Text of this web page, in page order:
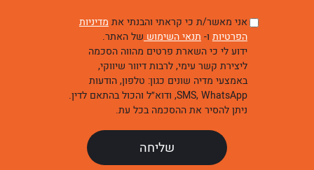
אני מאשר/ת כי קראתי והבנתי אתמדיניות
הפרטיות ו-תנאי השימוששל האתר.
ידוע לי כי השארת פרטים מהווה הסכמה
ליצירת קשר עימי, לרבות דיוור שיווקי,
באמצעי מדיה שונים כגון: טלפון, הודעות
SMS, WhatsApp, ודוא״ל והכול בהתאם לדין.
ניתן להסיר את ההסכמה בכל עת.